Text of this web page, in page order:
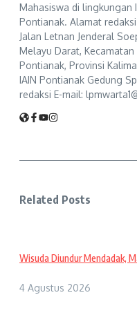
Mahasiswa di lingkungan
Pontianak. Alamat
Jalan Letnan Jenderal
Melayu Darat,
Pontianak, Provinsi
IAIN Pontianak Gedung
redaksi E-mail:
Related Posts
Wisuda Diundur Mendadak,
4 Agustus 2026